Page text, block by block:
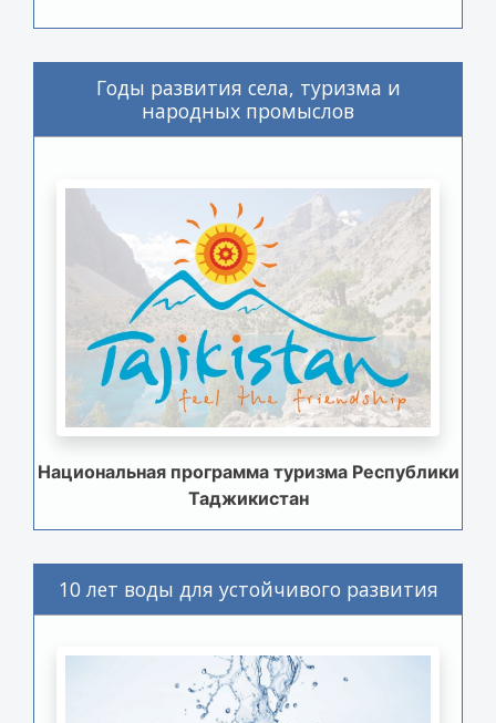
Годы развития села, туризма и
народных промыслов
Национальная программа туризма Республики
Таджикистан
10 лет воды для устойчивого развития